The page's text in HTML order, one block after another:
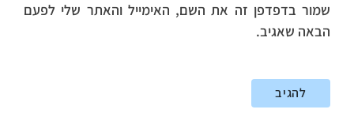
שמור בדפדפן זה את השם, האימייל והאתר שלי לפעם
הבאה שאגיב.